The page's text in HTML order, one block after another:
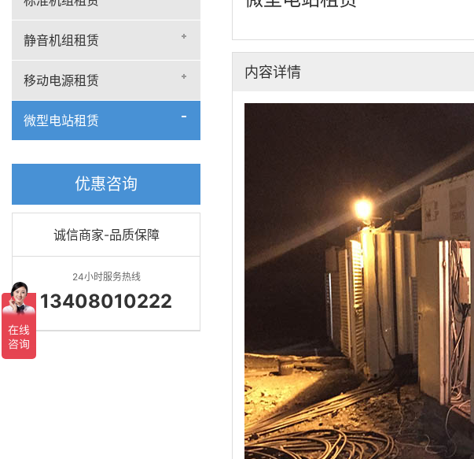
微型电站租赁
静音机组租赁
移动电源租赁
微型电站租赁
优惠咨询
诚信商家-品质保障
24小时服务热线
13408010222
内容详情